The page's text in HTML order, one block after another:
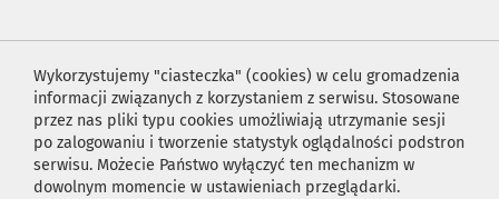
Wykorzystujemy "ciasteczka" (cookies) w celu gromadzenia
informacji związanych z korzystaniem z serwisu. Stosowane
przez nas pliki typu cookies umożliwiają utrzymanie sesji
po zalogowaniu i tworzenie statystyk oglądalności podstron
serwisu. Możecie Państwo wyłączyć ten mechanizm w
dowolnym momencie w ustawieniach przeglądarki.